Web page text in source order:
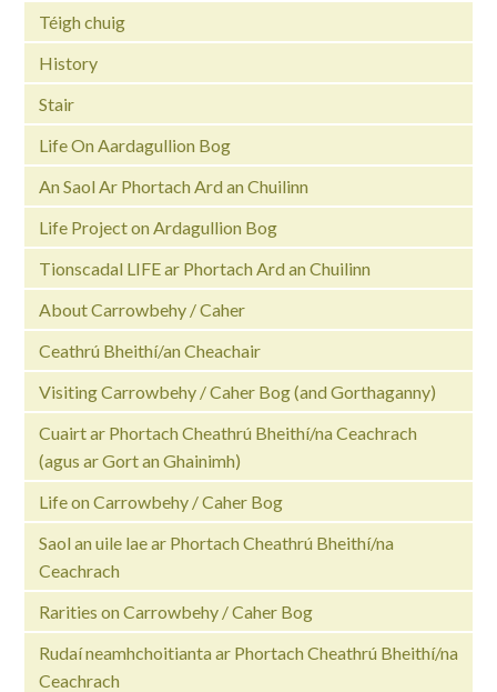
Téigh chuig
History
Stair
Life On Aardagullion Bog
An Saol Ar Phortach Ard an Chuilinn
Life Project on Ardagullion Bog
Tionscadal LIFE ar Phortach Ard an Chuilinn
About Carrowbehy / Caher
Ceathrú Bheithí/an Cheachair
Visiting Carrowbehy / Caher Bog (and Gorthaganny)
Cuairt ar Phortach Cheathrú Bheithí/na Ceachrach
(agus ar Gort an Ghainimh)
Life on Carrowbehy / Caher Bog
Saol an uile lae ar Phortach Cheathrú Bheithí/na
Ceachrach
Rarities on Carrowbehy / Caher Bog
Rudaí neamhchoitianta ar Phortach Cheathrú Bheithí/na
Ceachrach